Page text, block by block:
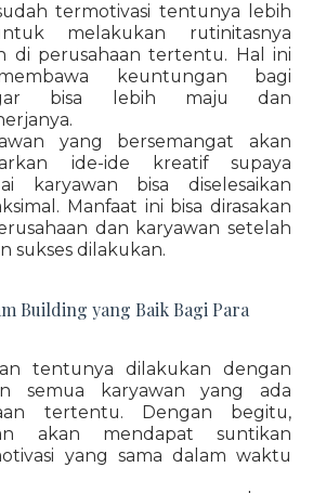
termotivasi tentunya lebih
melakukan rutinitasnya
di perusahaan tertentu. Hal ini
keuntungan bagi
bisa lebih maju dan
yang bersemangat akan
ide-ide kreatif supaya
karyawan bisa diselesaikan
Manfaat ini bisa dirasakan
dan karyawan setelah
sukses dilakukan.
Building yang Baik Bagi Para
tentunya dilakukan dengan
semua karyawan yang ada
tertentu. Dengan begitu,
akan mendapat suntikan
yang sama dalam waktu